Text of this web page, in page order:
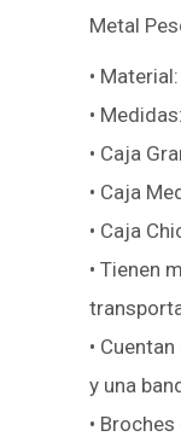
Metal
•
• Medidas:
• Caja
• Caja
• Caja
• Tienen
•
y una
•